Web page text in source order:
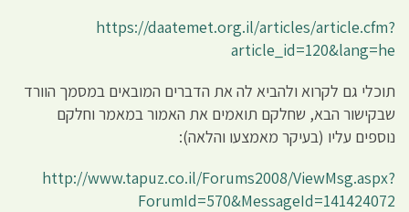
https://daatemet.org.il/articles/article.cfm?
article_id=120&lang=he
תוכלי גם לקרוא ולהביא לה את הדברים המובאים במסמך הוורד
שבקישור הבא, שחלקם תואמים את האמור במאמר וחלקם
נוספים עליו (בעיקר מאמצעו והלאה):
http://www.tapuz.co.il/Forums2008/ViewMsg.aspx?
ForumId=570&MessageId=141424072